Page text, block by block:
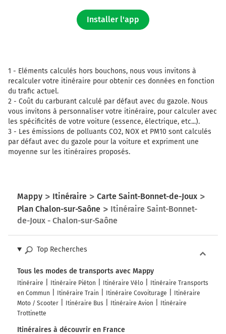
Installer l'app
1 - Eléments calculés hors bouchons, nous vous invitons à
recalculer votre itinéraire pour obtenir ces données en fonction
du trafic actuel.
2 - Coût du carburant calculé par défaut avec du gazole. Nous
vous invitons à personnaliser votre itinéraire, pour calculer avec
les spécificités de votre voiture (essence, électrique, etc...).
3 - Les émissions de polluants CO2, NOX et PM10 sont calculés
par défaut avec du gazole pour la voiture et expriment une
moyenne sur les itinéraires proposés.
Mappy Itinéraire
Carte Saint-Bonnet-de-Joux
Plan Chalon-sur-Saône
Itinéraire Saint-Bonnet-
de-Joux - Chalon-sur-Saône
Top Recherches
Tous les modes de transports avec Mappy
Itinéraire Itinéraire Piéton Itinéraire Vélo
Itinéraire Transports
en Commun
Itinéraire Train Itinéraire Covoiturage
Itinéraire
Moto / Scooter
Itinéraire Bus Itinéraire Avion
Itinéraire
Trottinette
Itinéraires à découvrir en France